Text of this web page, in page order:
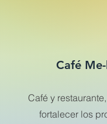
Café
Café y
fortalecer los